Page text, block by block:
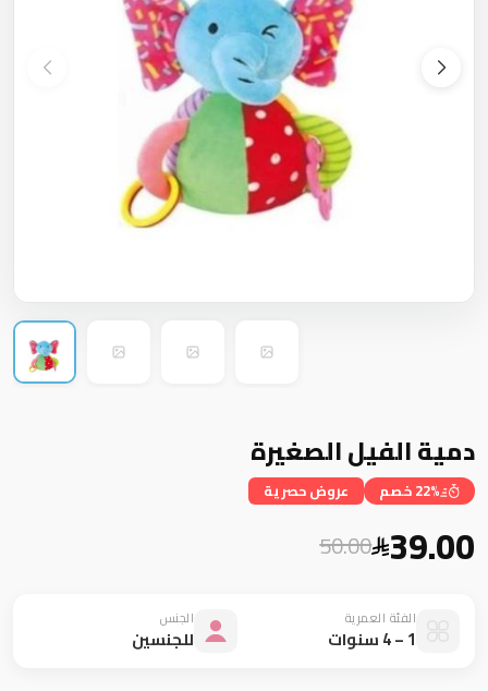
دمية الفيل الصغيرة
22% خصم عروض حصرية
39.00
50.00
الفئة العمرية
1 – 4 سنوات
الجنس
للجنسين